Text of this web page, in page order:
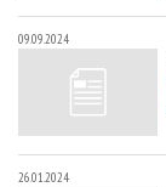
09.09.2024
26.01.2024